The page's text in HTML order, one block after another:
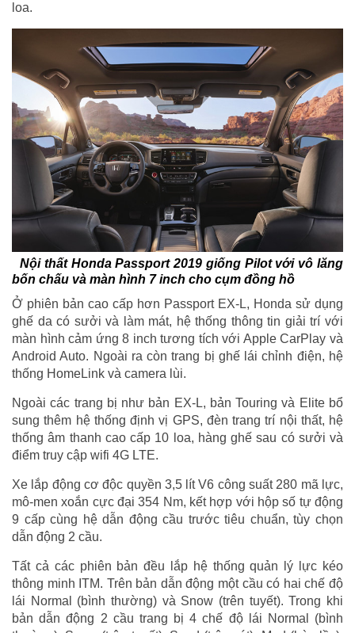
loa.
Nội thất Honda Passport 2019 giống Pilot với vô lăng
bốn chấu và màn hình 7 inch cho cụm đồng hồ
Ở phiên bản cao cấp hơn Passport EX-L, Honda sử dụng
ghế da có sưởi và làm mát, hệ thống thông tin giải trí với
màn hình cảm ứng 8 inch tương tích với Apple CarPlay và
Android Auto. Ngoài ra còn trang bị ghế lái chỉnh điện, hệ
thống HomeLink và camera lùi.
Ngoài các trang bị như bản EX-L, bản Touring và Elite bổ
sung thêm hệ thống định vị GPS, đèn trang trí nội thất, hệ
thống âm thanh cao cấp 10 loa, hàng ghế sau có sưởi và
điểm truy cập wifi 4G LTE.
Xe lắp động cơ độc quyền 3,5 lít V6 công suất 280 mã lực,
mô-men xoắn cực đại 354 Nm, kết hợp với hộp số tự động
9 cấp cùng hệ dẫn động cầu trước tiêu chuẩn, tùy chọn
dẫn động 2 cầu.
Tất cả các phiên bản đều lắp hệ thống quản lý lực kéo
thông minh ITM. Trên bản dẫn động một cầu có hai chế độ
lái Normal (bình thường) và Snow (trên tuyết). Trong khi
bản dẫn động 2 cầu trang bị 4 chế độ lái Normal (bình